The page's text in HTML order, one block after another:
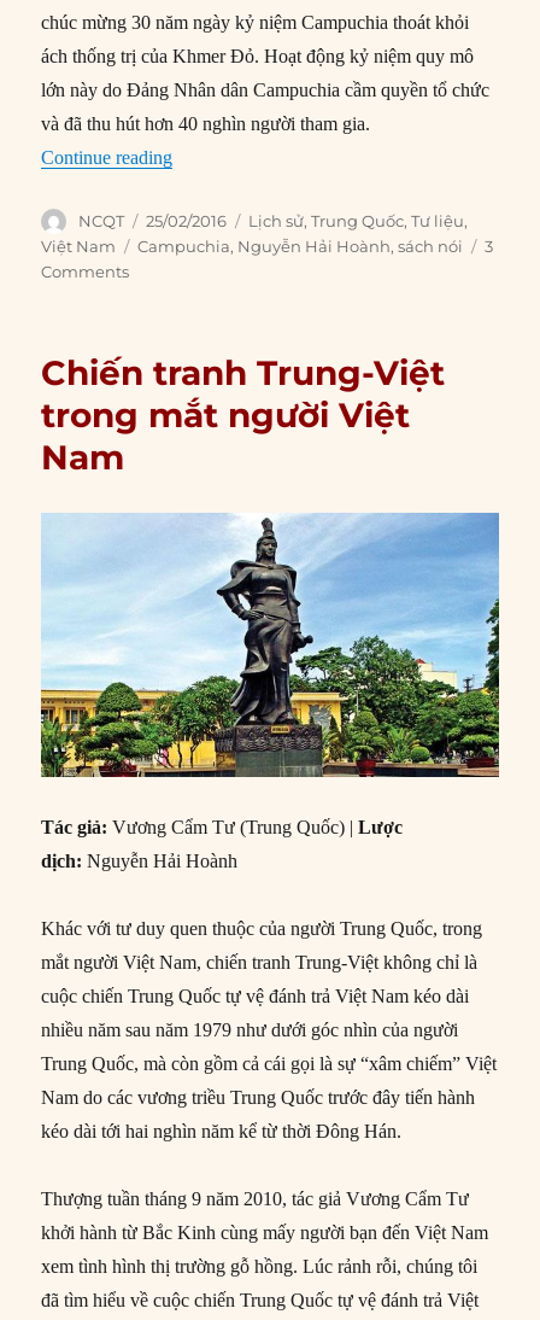
chúc mừng 30 năm ngày kỷ niệm Campuchia thoát khỏi
ách thống trị của Khmer Đỏ. Hoạt động kỷ niệm quy mô
lớn này do Đảng Nhân dân Campuchia cầm quyền tổ chức
và đã thu hút hơn 40 nghìn người tham gia.
Continue reading“Người TQ viết về sự kiện VN ‘xâm lược’
Author
NCQT
Posted
on
25/02/2016 Categories
Lịch sử,Trung Quốc,Tư liệu,
Việt Nam
Tags
Campuchia, Nguyễn Hải Hoành,sách nói
3
Comments
Chiến tranh Trung-Việt
trong mắt người Việt
Nam
Tác giả: Vương Cẩm Tư (Trung Quốc) |Lược
dịch: Nguyễn Hải Hoành
Khác với tư duy quen thuộc của người Trung Quốc, trong
mắt người Việt Nam, chiến tranh Trung-Việt không chỉ là
cuộc chiến Trung Quốc tự vệ đánh trả Việt Nam kéo dài
nhiều năm sau năm 1979 như dưới góc nhìn của người
Trung Quốc, mà còn gồm cả cái gọi là sự “xâm chiếm” Việt
Nam do các vương triều Trung Quốc trước đây tiến hành
kéo dài tới hai nghìn năm kể từ thời Đông Hán.
Thượng tuần tháng 9 năm 2010, tác giả Vương Cẩm Tư
khởi hành từ Bắc Kinh cùng mấy người bạn đến Việt Nam
xem tình hình thị trường gỗ hồng. Lúc rảnh rỗi, chúng tôi
đã tìm hiểu về cuộc chiến Trung Quốc tự vệ đánh trả Việt